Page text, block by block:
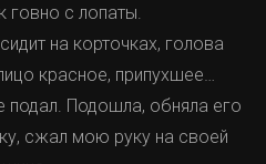
говно с лопаты.
на корточках, голова
красное, припухшее…
подал. Подошла, обняла его
сжал мою руку на своей